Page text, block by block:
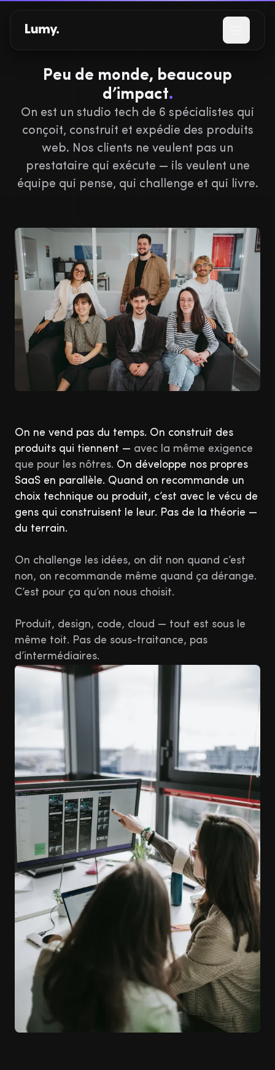
Peu de monde, beaucoup
d’impact.
On est un studio tech de 6 spécialistes qui
conçoit, construit et expédie des produits
web. Nos clients ne veulent pas un
prestataire qui exécute — ils veulent une
équipe qui pense, qui challenge et qui livre.
On ne vend pas du temps. On construit des
produits qui tiennent — avec la même exigence
que pour les nôtres. On développe nos propres
SaaS en parallèle. Quand on recommande un
choix technique ou produit, c’est avec le vécu de
gens qui construisent le leur. Pas de la théorie —
du terrain.
On challenge les idées, on dit non quand c’est
non, on recommande même quand ça dérange.
C’est pour ça qu’on nous choisit.
Produit, design, code, cloud — tout est sous le
même toit. Pas de sous-traitance, pas
d’intermédiaires.